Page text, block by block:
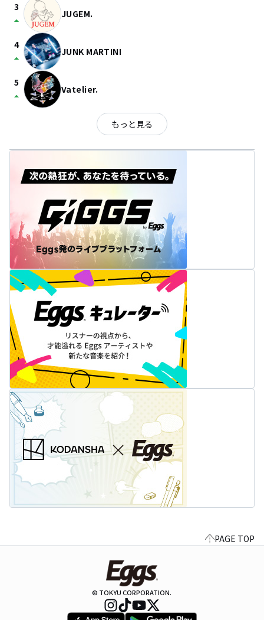
3
arrow_drop_up JUGEM.
4
arrow_drop_up JUNK MARTINI
5
arrow_drop_up Vatelier.
もっと見る
PAGE TOP
© TOKYU CORPORATION.